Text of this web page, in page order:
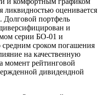
ликвидностью оценивается
Долговой портфель
и
серии БО-01 и
средним сроком погашения
на качественную
момент рейтинговой
дивидендной